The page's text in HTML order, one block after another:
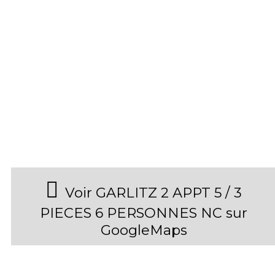
Voir GARLITZ 2 APPT 5 / 3
PIECES 6 PERSONNES NC sur
GoogleMaps